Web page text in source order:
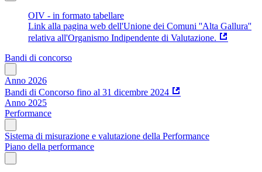
OIV - in formato tabellare
Link alla pagina web dell'Unione dei Comuni ''Alta Gallura''
relativa all'Organismo Indipendente di Valutazione.
Bandi di concorso
Anno 2026
Bandi di Concorso fino al 31 dicembre 2024
Anno 2025
Performance
Sistema di misurazione e valutazione della Performance
Piano della performance